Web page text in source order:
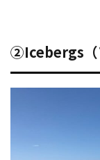
②Icebergs（